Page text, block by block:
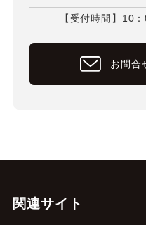
【受付時間】10
お問合
関連サイト